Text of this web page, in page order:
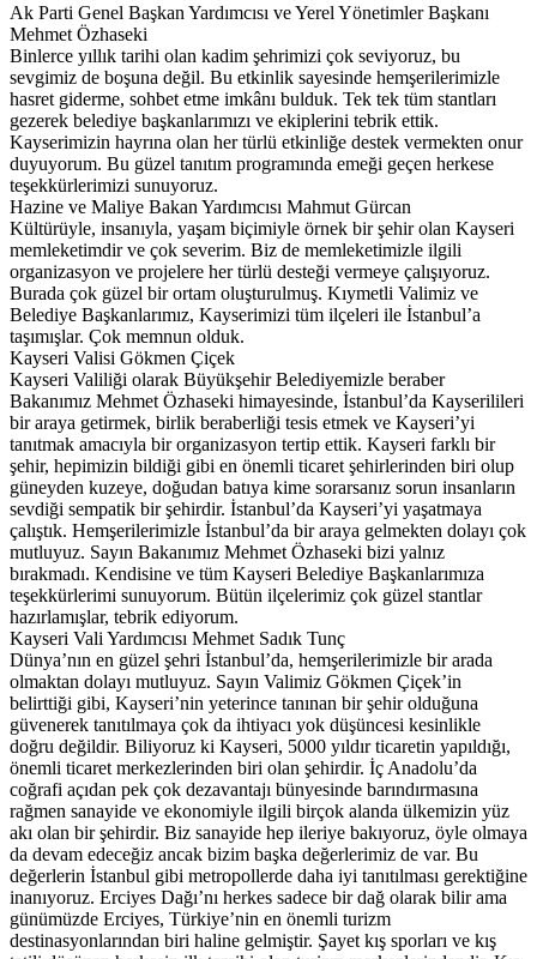
Ak Parti Genel Başkan Yardımcısı ve Yerel Yönetimler Başkanı
Mehmet Özhaseki
Binlerce yıllık tarihi olan kadim şehrimizi çok seviyoruz, bu
sevgimiz de boşuna değil. Bu etkinlik sayesinde hemşerilerimizle
hasret giderme, sohbet etme imkânı bulduk. Tek tek tüm stantları
gezerek belediye başkanlarımızı ve ekiplerini tebrik ettik.
Kayserimizin hayrına olan her türlü etkinliğe destek vermekten onur
duyuyorum. Bu güzel tanıtım programında emeği geçen herkese
teşekkürlerimizi sunuyoruz.
Hazine ve Maliye Bakan Yardımcısı Mahmut Gürcan
Kültürüyle, insanıyla, yaşam biçimiyle örnek bir şehir olan Kayseri
memleketimdir ve çok severim. Biz de memleketimizle ilgili
organizasyon ve projelere her türlü desteği vermeye çalışıyoruz.
Burada çok güzel bir ortam oluşturulmuş. Kıymetli Valimiz ve
Belediye Başkanlarımız, Kayserimizi tüm ilçeleri ile İstanbul’a
taşımışlar. Çok memnun olduk.
Kayseri Valisi Gökmen Çiçek
Kayseri Valiliği olarak Büyükşehir Belediyemizle beraber
Bakanımız Mehmet Özhaseki himayesinde, İstanbul’da Kayserilileri
bir araya getirmek, birlik beraberliği tesis etmek ve Kayseri’yi
tanıtmak amacıyla bir organizasyon tertip ettik. Kayseri farklı bir
şehir, hepimizin bildiği gibi en önemli ticaret şehirlerinden biri olup
güneyden kuzeye, doğudan batıya kime sorarsanız sorun insanların
sevdiği sempatik bir şehirdir. İstanbul’da Kayseri’yi yaşatmaya
çalıştık. Hemşerilerimizle İstanbul’da bir araya gelmekten dolayı çok
mutluyuz. Sayın Bakanımız Mehmet Özhaseki bizi yalnız
bırakmadı. Kendisine ve tüm Kayseri Belediye Başkanlarımıza
teşekkürlerimi sunuyorum. Bütün ilçelerimiz çok güzel stantlar
hazırlamışlar, tebrik ediyorum.
Kayseri Vali Yardımcısı Mehmet Sadık Tunç
Dünya’nın en güzel şehri İstanbul’da, hemşerilerimizle bir arada
olmaktan dolayı mutluyuz. Sayın Valimiz Gökmen Çiçek’in
belirttiği gibi, Kayseri’nin yeterince tanınan bir şehir olduğuna
güvenerek tanıtılmaya çok da ihtiyacı yok düşüncesi kesinlikle
doğru değildir. Biliyoruz ki Kayseri, 5000 yıldır ticaretin yapıldığı,
önemli ticaret merkezlerinden biri olan şehirdir. İç Anadolu’da
coğrafi açıdan pek çok dezavantajı bünyesinde barındırmasına
rağmen sanayide ve ekonomiyle ilgili birçok alanda ülkemizin yüz
akı olan bir şehirdir. Biz sanayide hep ileriye bakıyoruz, öyle olmaya
da devam edeceğiz ancak bizim başka değerlerimiz de var. Bu
değerlerin İstanbul gibi metropollerde daha iyi tanıtılması gerektiğine
inanıyoruz. Erciyes Dağı’nı herkes sadece bir dağ olarak bilir ama
günümüzde Erciyes, Türkiye’nin en önemli turizm
destinasyonlarından biri haline gelmiştir. Şayet kış sporları ve kış